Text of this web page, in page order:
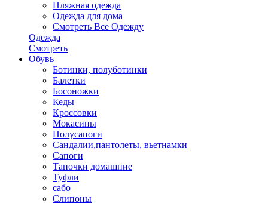
Пляжная одежда
Одежда для дома
Смотреть Все Одежду
Одежда
Смотреть
Обувь
Ботинки, полуботинки
Балетки
Босоножки
Кеды
Кроссовки
Мокасины
Полусапоги
Сандалии,пантолеты, вьетнамки
Сапоги
Тапочки домашние
Туфли
сабо
Слипоны